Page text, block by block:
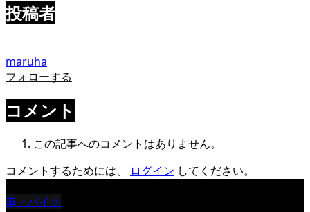
投稿者
maruha
フォローする
コメント
この記事へのコメントはありません。
コメントするためには、
ログイン してください。
車・バイク